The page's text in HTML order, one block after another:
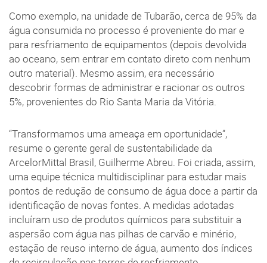
Como exemplo, na unidade de Tubarão, cerca de 95% da
água consumida no processo é proveniente do mar e
para resfriamento de equipamentos (depois devolvida
ao oceano, sem entrar em contato direto com nenhum
outro material). Mesmo assim, era necessário
descobrir formas de administrar e racionar os outros
5%, provenientes do Rio Santa Maria da Vitória.
“Transformamos uma ameaça em oportunidade”,
resume o gerente geral de sustentabilidade da
ArcelorMittal Brasil, Guilherme Abreu. Foi criada, assim,
uma equipe técnica multidisciplinar para estudar mais
pontos de redução de consumo de água doce a partir da
identificação de novas fontes. A medidas adotadas
incluíram uso de produtos químicos para substituir a
aspersão com água nas pilhas de carvão e minério,
estação de reuso interno de água, aumento dos índices